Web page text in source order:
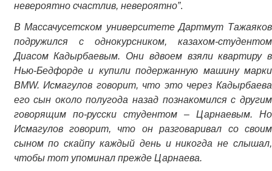
невероятно счастлив, невероятно”.
В Массачусетском университете Дартмут Тажаяков
подружился с однокурсником, казахом-студентом
Диасом Кадырбаевым. Они вдвоем взяли квартиру в
Нью-Бедфорде и купили подержанную машину марки
BMW. Исмагулов говорит, что это через Кадырбаева
его сын около полугода назад познакомился с другим
говорящим по-русски студентом – Царнаевым. Но
Исмагулов говорит, что он разговаривал со своим
сыном по скайпу каждый день и никогда не слышал,
чтобы тот упоминал прежде Царнаева.